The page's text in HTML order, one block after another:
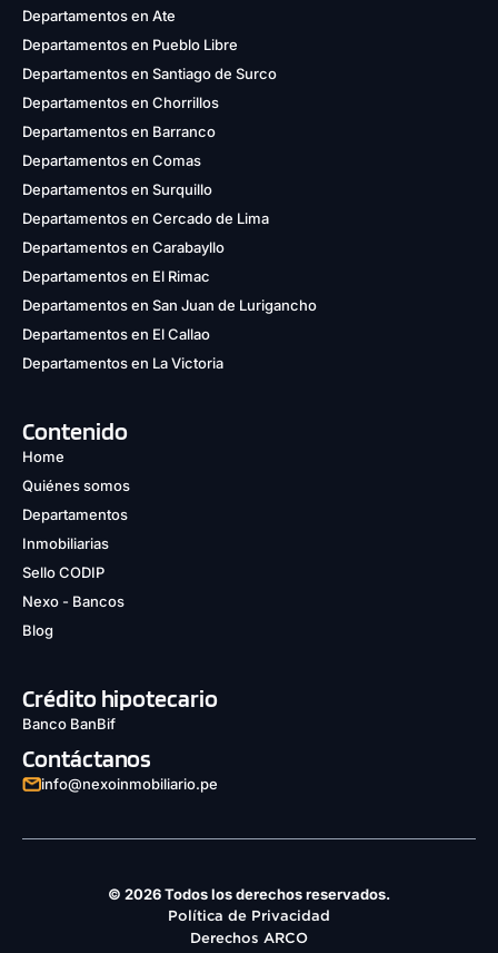
Departamentos en Ate
Departamentos en Pueblo Libre
Departamentos en Santiago de Surco
Departamentos en Chorrillos
Departamentos en Barranco
Departamentos en Comas
Departamentos en Surquillo
Departamentos en Cercado de Lima
Departamentos en Carabayllo
Departamentos en El Rimac
Departamentos en San Juan de Lurigancho
Departamentos en El Callao
Departamentos en La Victoria
Contenido
Home
Quiénes somos
Departamentos
Inmobiliarias
Sello CODIP
Nexo - Bancos
Blog
Crédito hipotecario
Banco BanBif
Contáctanos
info@nexoinmobiliario.pe
© 2026 Todos los derechos reservados.
Política de Privacidad
Derechos ARCO